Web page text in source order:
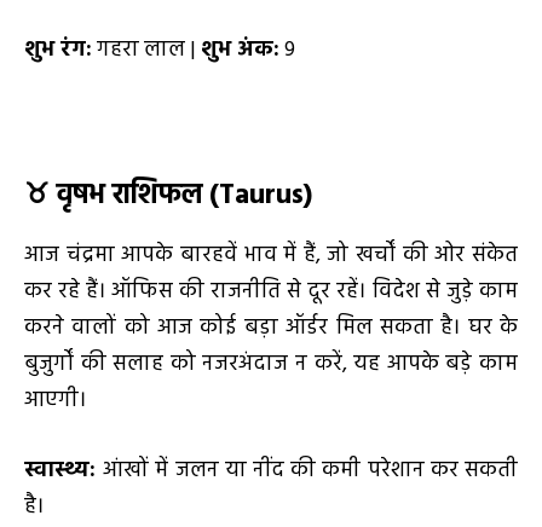
शुभ रंग:गहरा लाल | शुभ अंक:9
♉वृषभ राशिफल (Taurus)
आज चंद्रमा आपके बारहवें भाव में हैं, जो खर्चों की ओर संकेत
कर रहे हैं। ऑफिस की राजनीति से दूर रहें। विदेश से जुड़े काम
करने वालों को आज कोई बड़ा ऑर्डर मिल सकता है। घर के
बुजुर्गों की सलाह को नजरअंदाज न करें, यह आपके बड़े काम
आएगी।
स्वास्थ्य:आंखों में जलन या नींद की कमी परेशान कर सकती
है।